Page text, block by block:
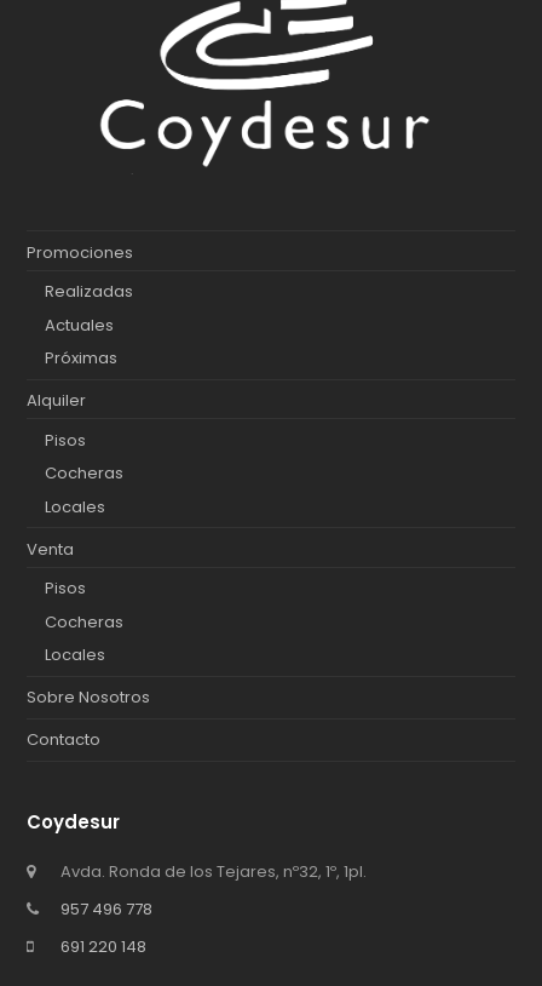
Promociones
Realizadas
Actuales
Próximas
Alquiler
Pisos
Cocheras
Locales
Venta
Pisos
Cocheras
Locales
Sobre Nosotros
Contacto
Coydesur
Avda. Ronda de los Tejares, nº32, 1º, 1pl.
957 496 778
691 220 148